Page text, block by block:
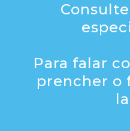
Para falar
prencher o